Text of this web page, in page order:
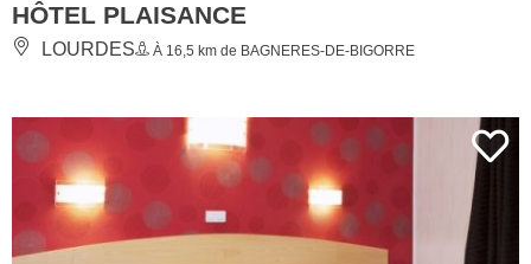
HÔTEL PLAISANCE
LOURDES À 16,5 km de BAGNERES-DE-BIGORRE